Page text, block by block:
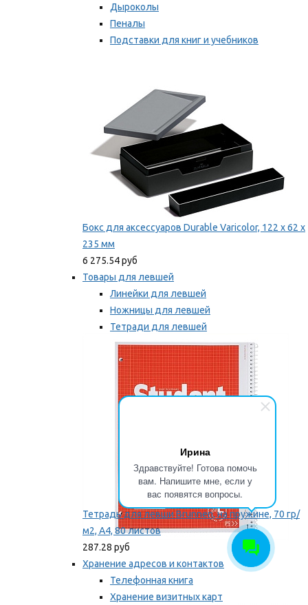
Ирина
Здравствуйте! Готова помочь
вам. Напишите мне, если у
вас появятся вопросы.
Дыроколы
Пеналы
Подставки для книг и учебников
Бокс для аксессуаров Durable Varicolor, 122 x 62 x
235 мм
6 275.54 руб
Товары для левшей
Линейки для левшей
Ножницы для левшей
Тетради для левшей
Точилки для левшей
Мы рекомендуем
Тетрадь для левши Brunnen, на пружине, 70 гр/
м2, А4, 80 листов
287.28 руб
Хранение адресов и контактов
Телефонная книга
Хранение визитных карт